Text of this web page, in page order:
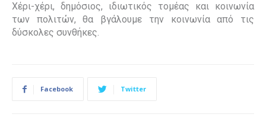
Χέρι-χέρι, δημόσιος, ιδιωτικός τομέας και κοινωνία
των πολιτών, θα βγάλουμε την κοινωνία από τις
δύσκολες συνθήκες.
Facebook Twitter